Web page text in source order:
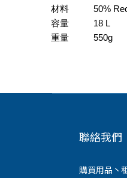
材料
50%
容量
18 L
重量
550g
聯絡我們
購買用品丶